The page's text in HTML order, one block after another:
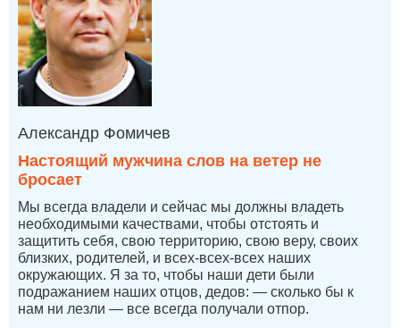
Александр Фомичев
Настоящий мужчина слов на ветер не
бросает
Мы всегда владели и сейчас мы должны владеть
необходимыми качествами, чтобы отстоять и
защитить себя, свою территорию, свою веру, своих
близких, родителей, и всех-всех-всех наших
окружающих. Я за то, чтобы наши дети были
подражанием наших отцов, дедов: — сколько бы к
нам ни лезли — все всегда получали отпор.